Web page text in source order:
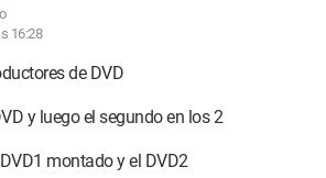
16:28
de DVD
y luego el segundo en los 2
montado y el DVD2